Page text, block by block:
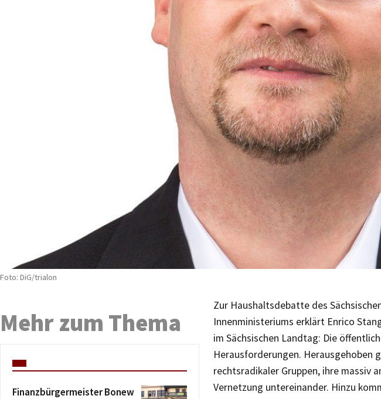
Foto: DiG/trialon
Zur Haushaltsdebatte des
Innenministeriums erklärt Enrico
im Sächsischen Landtag: Die
Herausforderungen. Herausgehoben
rechtsradikaler Gruppen, ihre massiv
Vernetzung untereinander. Hinzu
Mehr zum Thema
Finanzbürgermeister Bonew